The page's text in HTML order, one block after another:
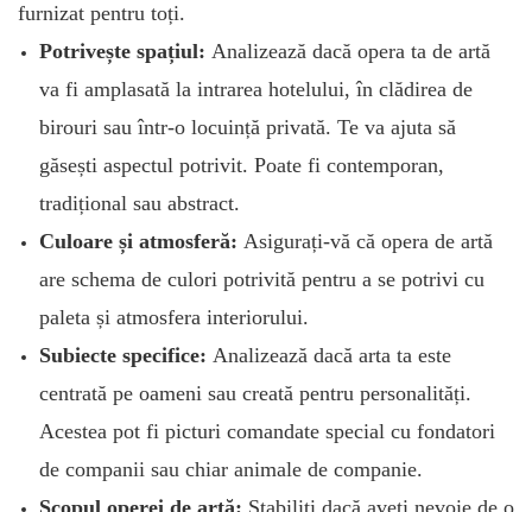
furnizat pentru toți.
Potrivește spațiul: Analizează dacă opera ta de artă
va fi amplasată la intrarea hotelului, în clădirea de
birouri sau într-o locuință privată. Te va ajuta să
găsești aspectul potrivit. Poate fi contemporan,
tradițional sau abstract.
Culoare și atmosferă: Asigurați-vă că opera de artă
are schema de culori potrivită pentru a se potrivi cu
paleta și atmosfera interiorului.
Subiecte specifice: Analizează dacă arta ta este
centrată pe oameni sau creată pentru personalități.
Acestea pot fi picturi comandate special cu fondatori
de companii sau chiar animale de companie.